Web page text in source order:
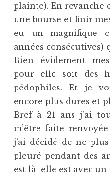
plainte). En revanche
une bourse et finir
eu un magnifique
années consécutives)
Bien évidement
pour elle soit des
pédophiles. Et je
encore plus dures et
Bref à 21 ans j’ai
m’être faite
j’ai décidé de ne
pleuré pendant des
est là: elle est avec